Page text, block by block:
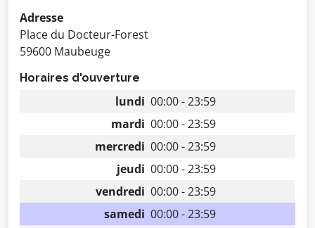
Adresse
Place du Docteur-Forest
59600 Maubeuge
Horaires d'ouverture
lundi 00:00 - 23:59
mardi 00:00 - 23:59
mercredi 00:00 - 23:59
jeudi 00:00 - 23:59
vendredi 00:00 - 23:59
samedi 00:00 - 23:59